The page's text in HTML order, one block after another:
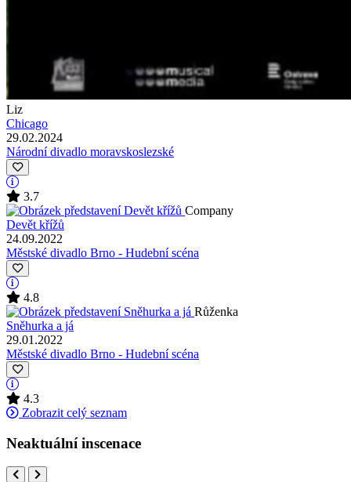
Liz
Chicago
29.02.2024
Národní divadlo moravskoslezské
3.7
Company
Devět křížů
24.09.2022
Městské divadlo Brno - Hudební scéna
4.8
Růženka
Sněhurka a já
29.01.2022
Městské divadlo Brno - Hudební scéna
4.3
Zobrazit celý seznam
Neaktuální inscenace